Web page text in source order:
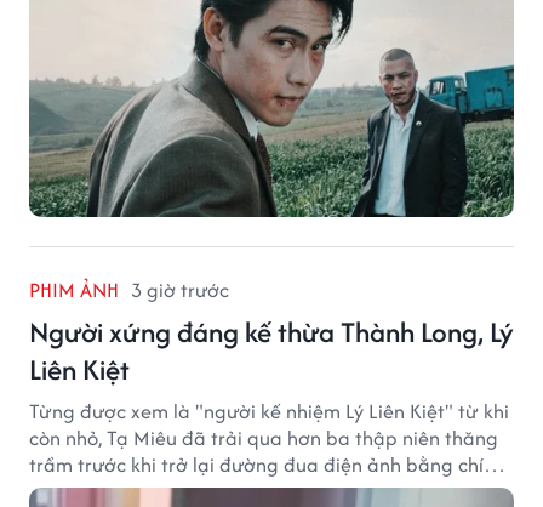
PHIM ẢNH 3 giờ trước
Người xứng đáng kế thừa Thành Long, Lý
Liên Kiệt
Từng được xem là "người kế nhiệm Lý Liên Kiệt" từ khi
còn nhỏ, Tạ Miêu đã trải qua hơn ba thập niên thăng
trầm trước khi trở lại đường đua điện ảnh bằng chính
sở trường võ thuật.